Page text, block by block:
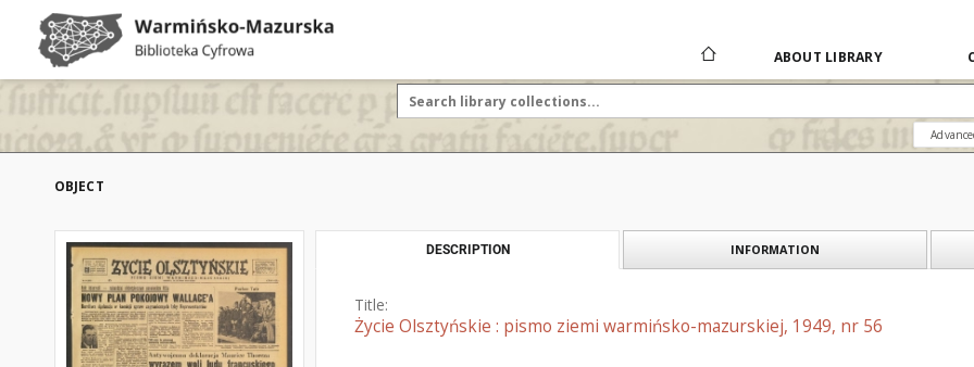
ABOUT LIBRARY
OBJECT
DESCRIPTION INFORMATION
Title:
Życie Olsztyńskie : pismo ziemi warmińsko-mazurskiej, 1949, nr 56